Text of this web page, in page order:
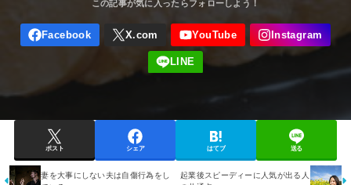
ポスト シェア はてブ 送る
妻を大事にしない夫は自傷行為をし
起業後スピーディーに人気が出る人